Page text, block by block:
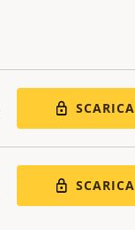
SCARICA
SCARICA